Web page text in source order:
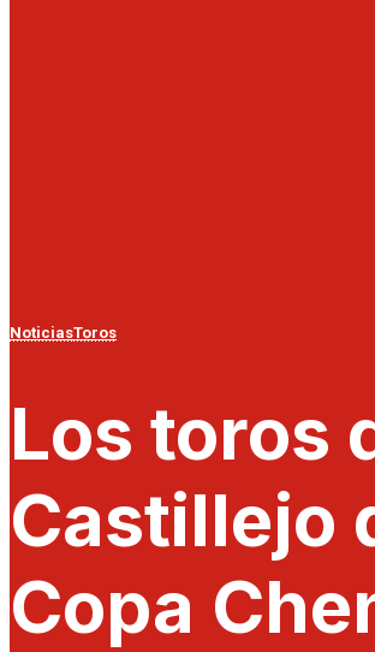
NoticiasToros
Los toros
Castillejo
Copa